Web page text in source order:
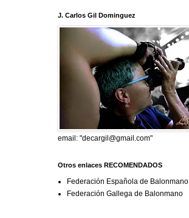
J. Carlos Gil Dominguez
email: "decargil@gmail.com"
Otros enlaces RECOMENDADOS
Federación Española de Balonmano
Federación Gallega de Balonmano